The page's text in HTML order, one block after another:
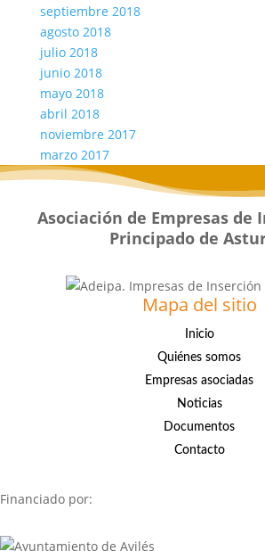
septiembre 2018
agosto 2018
julio 2018
junio 2018
mayo 2018
abril 2018
noviembre 2017
marzo 2017
Asociación de Empresas de
Principado de
Mapa del sitio
Inicio
Quiénes somos
Empresas asociadas
Noticias
Documentos
Contacto
Financiado por: